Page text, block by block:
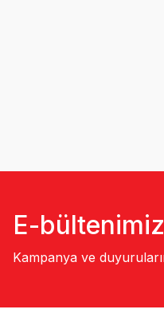
E-
Kampanya ve